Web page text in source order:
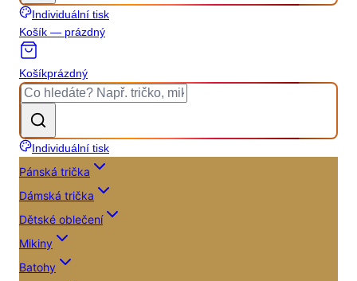
Individuální tisk
Košík — prázdný
Košíkprázdný
Individuální tisk
Pánská trička
Dámská trička
Dětské oblečení
Mikiny
Batohy